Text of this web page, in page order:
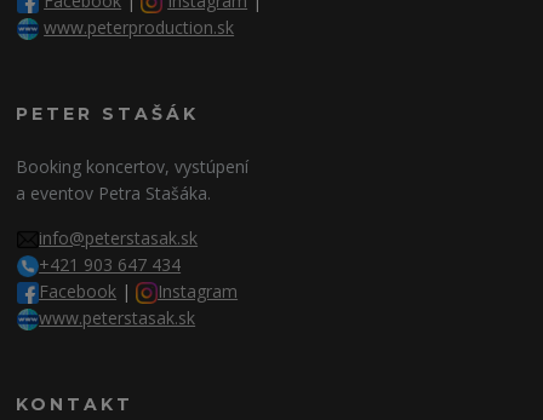
www.peterproduction.sk
PETER STAŠÁK
Booking koncertov, vystúpení
a eventov Petra Stašáka.
info@peterstasak.sk
+421 903 647 434
Facebook |
Instagram
www.peterstasak.sk
KONTAKT